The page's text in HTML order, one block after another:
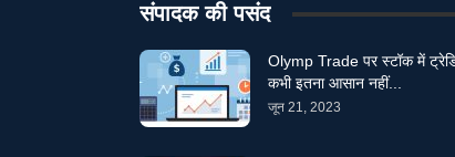
संपादक की पसंद
Olymp Trade पर स्टॉक में
कभी इतना आसान नहीं...
जून 21, 2023